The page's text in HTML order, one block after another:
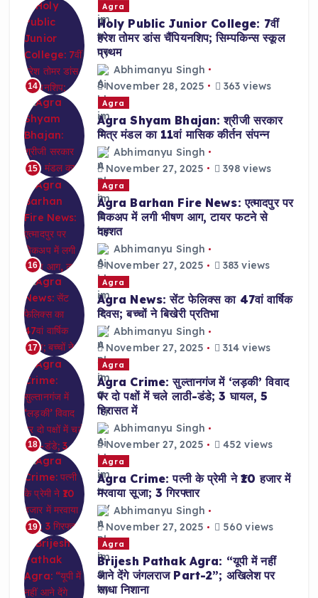
14
Agra
Holy Public Junior College: 7वीं
हरेश तोमर डांस चैंपियनशिप; सिम्पकिन्स स्कूल
प्रथम
Abhimanyu Singh
November 28, 2025
363 views
15
Agra
Agra Shyam Bhajan: श्रीजी सरकार
मित्र मंडल का 11वां मासिक कीर्तन संपन्न
Abhimanyu Singh
November 27, 2025
398 views
16
Agra
Agra Barhan Fire News: एत्मादपुर पर
पिकअप में लगी भीषण आग, टायर फटने से
दहशत
Abhimanyu Singh
November 27, 2025
383 views
17
Agra
Agra News: सेंट फेलिक्स का 47वां वार्षिक
दिवस; बच्चों ने बिखेरी प्रतिभा
Abhimanyu Singh
November 27, 2025
314 views
18
Agra
Agra Crime: सुल्तानगंज में ‘लड़की’ विवाद
पर दो पक्षों में चले लाठी-डंडे; 3 घायल, 5
हिरासत में
Abhimanyu Singh
November 27, 2025
452 views
19
Agra
Agra Crime: पत्नी के प्रेमी ने ₹10 हजार में
मरवाया सूजा; 3 गिरफ्तार
Abhimanyu Singh
November 27, 2025
560 views
Agra
Brijesh Pathak Agra: “यूपी में नहीं
आने देंगे जंगलराज Part-2”; अखिलेश पर
साधा निशाना